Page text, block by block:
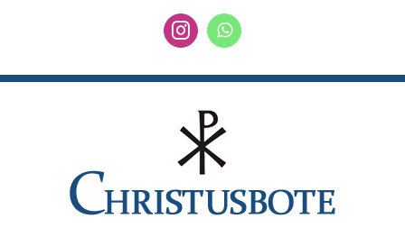
springen
InstagramWhatsApp